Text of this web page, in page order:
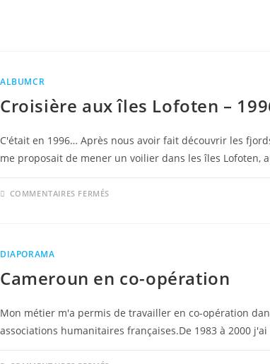
ALBUMCR
Croisière aux îles Lofoten –
C'était en 1996… Après nous avoir fait découvrir les
me proposait de mener un voilier dans les îles Lofoten,
COMMENTAIRES FERMÉS
DIAPORAMA
Cameroun en co-opération
Mon métier m'a permis de travailler en co-opération
associations humanitaires françaises.De 1983 à 2000